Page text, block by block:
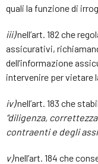
quali la funzione di
iii)nell’art. 182 che
assicurativi,
dell’informazione
intervenire per vietare
iv)nell’art. 183 che
“diligenza,
contraenti e degli
v)nell’art. 184 che